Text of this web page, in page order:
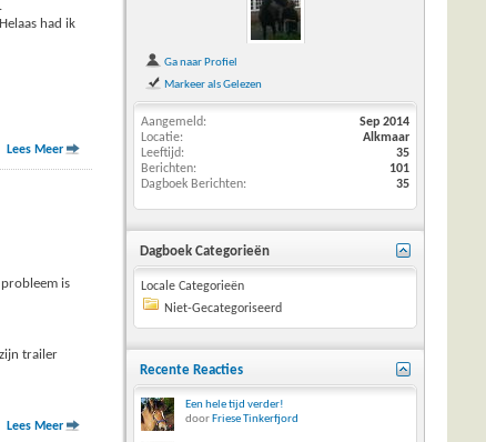
had ik
Lees Meer
is
trailer
Lees Meer
Ga naar Profiel
Markeer als Gelezen
Aangemeld
Sep 2014
Locatie
Alkmaar
Leeftijd
35
Berichten
101
Dagboek Berichten
35
Dagboek Categorieën
Locale Categorieën
Niet-Gecategoriseerd
Recente Reacties
Een hele tijd verder!
door Friese Tinkerfjord